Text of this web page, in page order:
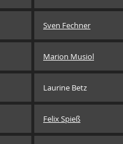
Sven Fechner
Marion Musiol
Laurine Betz
Felix Spieß